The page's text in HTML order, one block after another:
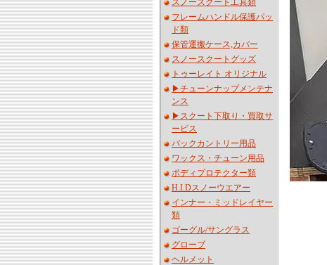
スノースクート工具類
フレームハンドル保護パッ
ド類
保管運搬ケース,カバー
スノースクートグッズ
トゥーレイト オリジナル
▶︎チューンナップメンテナ
ンス
▶︎スクート下取り・買取サ
ービス
バックカントリー用品
ワックス・チューン用品
ボディプロテクター類
H.I.Dスノーウエアー
インナー・ミッドレイヤー
類
ゴーグル/サングラス
グローブ
ヘルメット